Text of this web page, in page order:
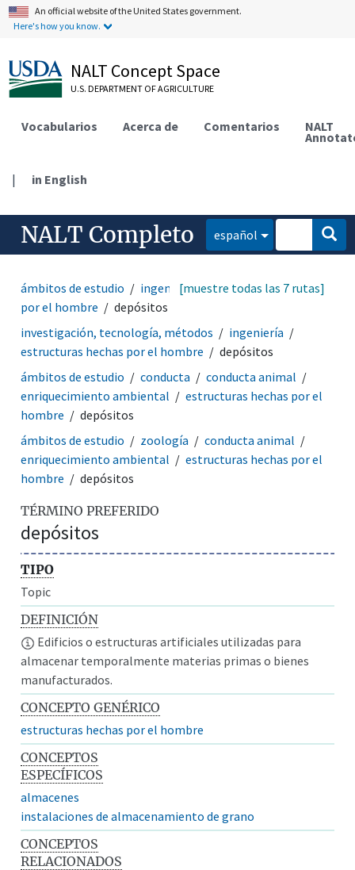
An official website of the United States government.
Here's how you know.
NALT Concept Space
U.S. DEPARTMENT OF AGRICULTURE
Vocabularios Acerca de Comentarios NALT
| in English
NALT Completo español
ámbitos de estudio ingeniería
estructuras hechas
por el hombre
depósitos
[muestre todas las 7 rutas]
investigación, tecnología, métodos
ingeniería
estructuras hechas por el hombre
depósitos
ámbitos de estudio
conducta
conducta animal
enriquecimiento ambiental
estructuras hechas por el
hombre
depósitos
ámbitos de estudio
zoología
conducta animal
enriquecimiento ambiental
estructuras hechas por el
hombre
depósitos
TÉRMINO PREFERIDO
depósitos
TIPO
Topic
DEFINICIÓN
Edificios o estructuras artificiales utilizadas para
almacenar temporalmente materias primas o bienes
manufacturados.
CONCEPTO GENÉRICO
estructuras hechas por el hombre
CONCEPTOS
ESPECÍFICOS
almacenes
instalaciones de almacenamiento de grano
CONCEPTOS
RELACIONADOS